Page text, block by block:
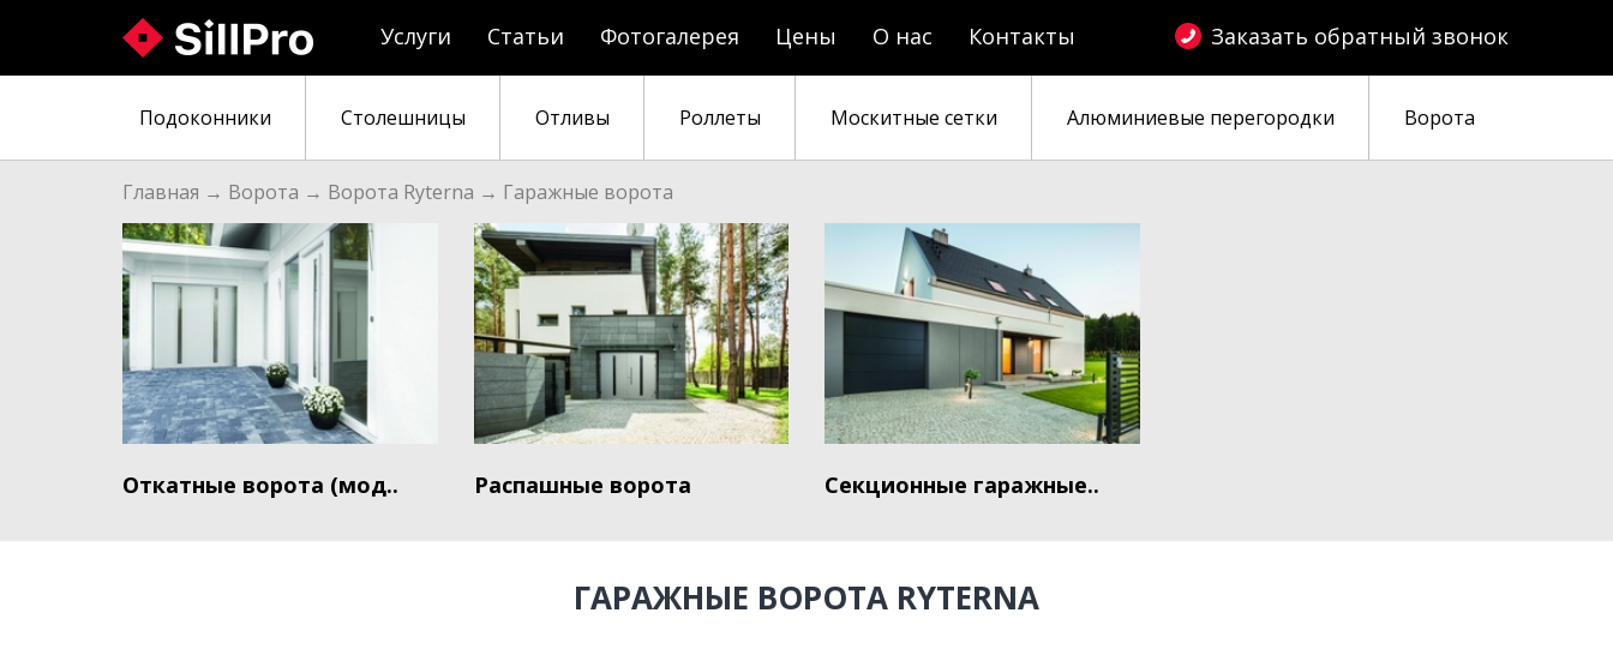
Услуги Статьи Фотогалерея Цены О нас Контакты Заказать обратный звонок
Подоконники Столешницы Отливы Роллеты Москитные сетки Алюминиевые перегородки Ворота
Главная → Ворота → Ворота Ryterna → Гаражные ворота
Откатные ворота (мод.. Распашные ворота Секционные гаражные..
ГАРАЖНЫЕ ВОРОТА RYTERNA